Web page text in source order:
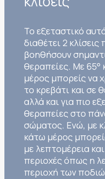
Το εξεταστικό
διαθέτει 2
βοηθήσουν
θεραπείες. Με 65°
μέρος μπορείς να
το κρεβάτι και σε
αλλά και για πιο
θεραπείες στο
σώματος. Ενώ, με
κάτω μέρος
με λεπτομέρεια
περιοχές όπως η
περιοχή των